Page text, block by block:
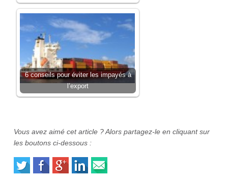
6 conseils pour éviter les impayés à
l’export
Vous avez aimé cet article ? Alors partagez-le en cliquant sur
les boutons ci-dessous :